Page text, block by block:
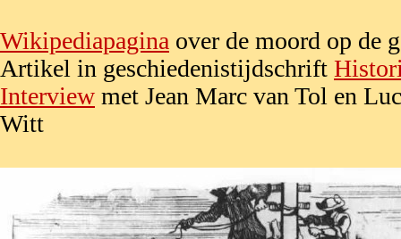
Wikipediapagina over de moord op de
Artikel in geschiedenistijdschrift
Interview met Jean Marc van Tol en
Witt